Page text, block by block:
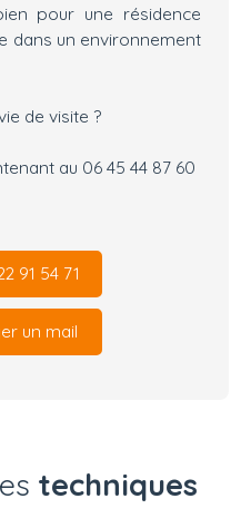
pour une résidence
dans un environnement
de visite ?
au 06 45 44 87 60
91 54 71
un mail
techniques